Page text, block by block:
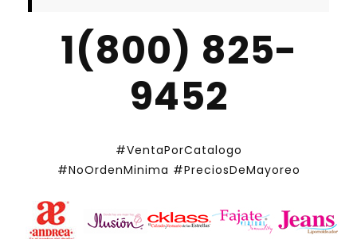
1(800) 825-
9452
#VentaPorCatalogo
#NoOrdenMinima #PreciosDeMayoreo